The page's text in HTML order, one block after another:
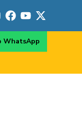
WhatsApp